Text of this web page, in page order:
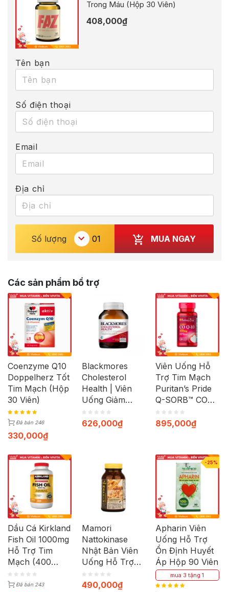
Trong Máu (Hộp 30 Viên)
408,000₫
Tên bạn
Số điện thoại
Email
Địa chỉ
Số lượng MUA NGAY
Các sản phẩm bổ trợ
Coenzyme Q10
Doppelherz Tốt
Tim Mạch (Hộp
30 Viên)
Đã bán 246
330,000₫
Blackmores
Cholesterol
Health | Viên
Uống Giảm
Cholesterol Hỗ
Trợ Tim Mạch |
626,000₫
Viên Uống Hỗ
Trợ Tim Mạch
Puritan’s Pride
Q-SORB™ CO
Q-10 100mg
Hộp 120 Viên
895,000₫
Dầu Cá Kirkland
Fish Oil 1000mg
Hỗ Trợ Tim
Mạch (400
Viên)
Đã bán 243
Mamori
Nattokinase
Nhật Bản Viên
Uống Hỗ Trợ
Phòng Ngừa
Đột Quỵ (Hộp
490,000₫
-25%
Apharin Viên
Uống Hỗ Trợ
Ổn Định Huyết
Áp Hộp 90 Viên
mua 3 tặng 1